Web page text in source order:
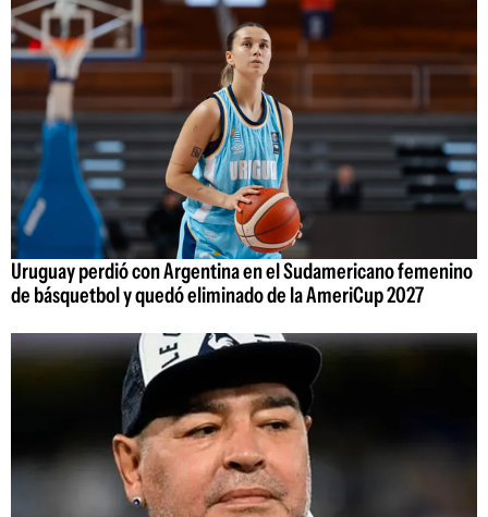
Uruguay perdió con Argentina en el Sudamericano femenino
de básquetbol y quedó eliminado de la AmeriCup 2027